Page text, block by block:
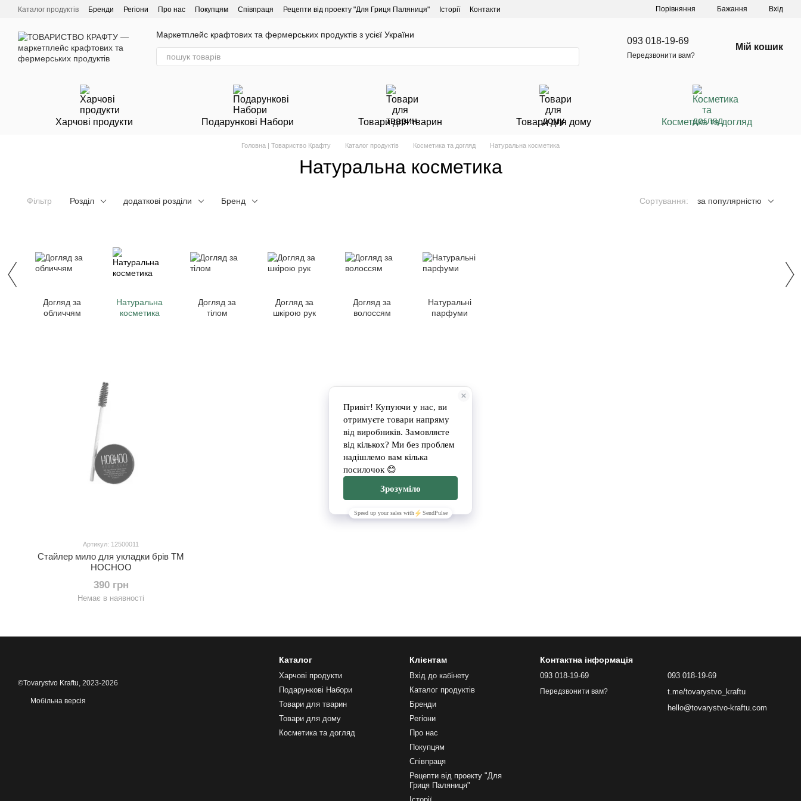
Перейти до основного контенту
Каталог продуктів Бренди Регіони Про нас Покупцям Співпраця Рецепти від проекту "Для Гриця Паляниця" Історії Контакти Порівняння Бажання Вхід
Маркетплейс крафтових та фермерських продуктів з усієї України
093 018-19-69
Передзвонити вам?
Мій кошик
Харчові продукти Подарункові Набори Товари для тварин Товари для дому Косметика та догляд
Головна | Товариство Крафту Каталог продуктів Косметика та догляд Натуральна косметика
Натуральна косметика
Фільтр Розділ додаткові розділи Бренд Сортування: за популярністю
Догляд за
обличчям
Натуральна
косметика
Догляд за
тілом
Догляд за
шкірою рук
Догляд за
волоссям
Натуральні
парфуми
Артикул: 12500011
Стайлер мило для укладки брів ТМ
HOCHOO
390 грн
Немає в наявності
©Tovarystvo Kraftu, 2023-2026
Мобільна версія
Каталог
Харчові продукти
Подарункові Набори
Товари для тварин
Товари для дому
Косметика та догляд
Клієнтам
Вхід до кабінету
Каталог продуктів
Бренди
Регіони
Про нас
Покупцям
Співпраця
Рецепти від проекту "Для
Гриця Паляниця"
Контактна інформація
093 018-19-69
Передзвонити вам?
093 018-19-69
t.me/tovarystvo_kraftu
hello@tovarystvo-kraftu.com